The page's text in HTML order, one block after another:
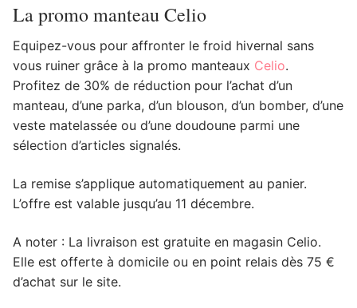
La promo manteau Celio
Equipez-vous pour affronter le froid hivernal sans
vous ruiner grâce à la promo manteaux Celio.
Profitez de 30% de réduction pour l’achat d’un
manteau, d’une parka, d’un blouson, d’un bomber, d’une
veste matelassée ou d’une doudoune parmi une
sélection d’articles signalés.
La remise s’applique automatiquement au panier.
L’offre est valable jusqu’au 11 décembre.
A noter : La livraison est gratuite en magasin Celio.
Elle est offerte à domicile ou en point relais dès 75 €
d’achat sur le site.